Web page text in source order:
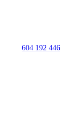
604 192 446